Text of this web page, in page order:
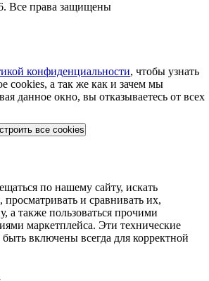
Все права защищены
конфиденциальности, чтобы узнать
cookies, а так же как и зачем мы
данное окно, вы отказываетесь от всех
все cookies
по нашему сайту, искать
и сравнивать их,
а также пользоваться прочими
маркетплейса. Эти технические
включены всегда для корректной